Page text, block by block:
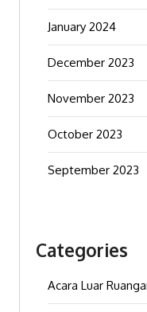
January 2024
December 2023
November 2023
October 2023
September 2023
Categories
Acara Luar